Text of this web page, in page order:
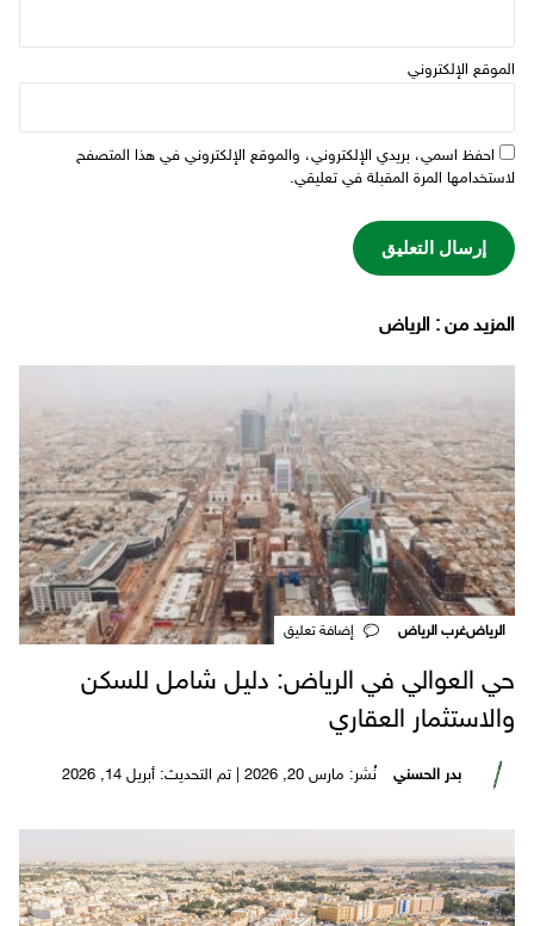
الموقع الإلكتروني
احفظ اسمي، بريدي الإلكتروني، والموقع الإلكتروني في هذا المتصفح
لاستخدامها المرة المقبلة في تعليقي.
‫المزيد من ‬: الرياض
الرياضغرب الرياض
حي العوالي في الرياض: دليل شامل للسكن
والاستثمار العقاري
بدر الحسني نُشر: مارس 20, 2026 | تم التحديث: أبريل 14, 2026